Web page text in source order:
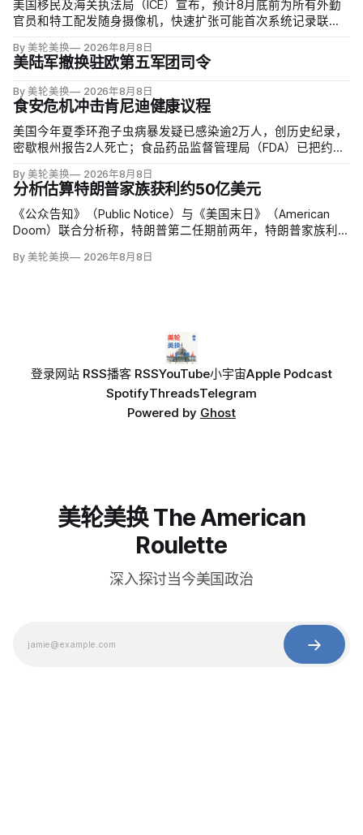
美国移民及海关执法局（ICE）宣布，预计8月底前为所有外勤
官员和特工配发随身摄像机，快速扩张可能首次系统记录联邦
代理局长戴维·文图雷拉（David J. Venturella）称，涉及羁押中
重伤或死亡的录像若影响调查或隐私即…
By 美轮美换 2026年8月8日
美陆军撤换驻欧第五军团司令
By 美轮美换 2026年8月8日
食安危机冲击肯尼迪健康议程
美国今年夏季环孢子虫病暴发疑已感染逾2万人，创历史纪录，
密歇根州报告2人死亡；食品药品监督管理局（FDA）已把约
来，但其余来源仍未查清。
By 美轮美换 2026年8月8日
分析估算特朗普家族获利约50亿美元
《公众告知》（Public Notice）与《美国末日》（American
Doom）联合分析称，特朗普第二任期前两年，特朗普家族利润
22.5亿美元、外国授权业务2025年收入6100万美元；
By 美轮美换 2026年8月8日
登录网站 RSS播客 RSSYouTube小宇宙Apple Podcast
SpotifyThreadsTelegram
Powered by Ghost
美轮美换 The American
Roulette
深入探讨当今美国政治